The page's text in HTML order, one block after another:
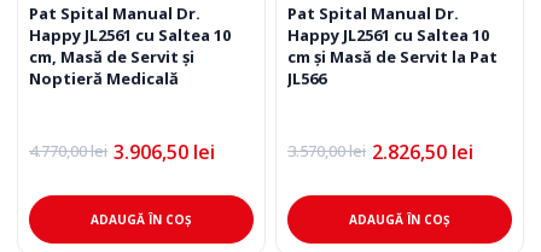
Pat Spital Manual Dr.
Happy JL2561 cu Saltea 10
cm, Masă de Servit și
Noptieră Medicală
4.770,00lei
Prețul
a
fost:
4.770,00 lei.
3.906,50 lei
Prețul
este:
3.906,50 lei.ADAUGĂ ÎN COȘ
Pat Spital Manual Dr.
Happy JL2561 cu Saltea 10
cm și Masă de Servit la Pat
JL566
3.570,00lei
Prețul
a
fost:
3.570,00 lei.
2.826,50 lei
Prețul
este:
2.826,50 lei.ADAUGĂ ÎN COȘ